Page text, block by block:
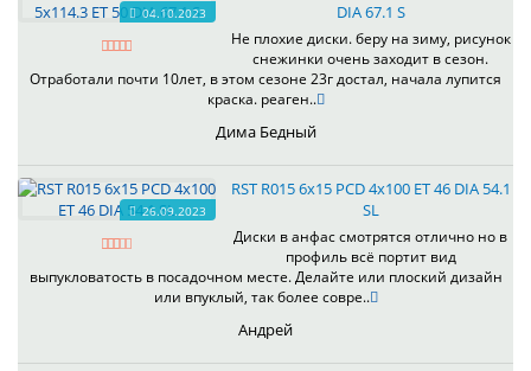
04.10.2023
DIA 67.1 S
Не плохие диски. беру на зиму, рисунок
снежинки очень заходит в сезон.
Отработали почти 10лет, в этом сезоне 23г достал, начала лупится
краска. реаген..
Дима Бедный
26.09.2023
RST R015 6x15 PCD 4x100 ET 46 DIA 54.1
SL
Диски в анфас смотрятся отлично но в
профиль всё портит вид
выпукловатость в посадочном месте. Делайте или плоский дизайн
или впуклый, так более совре..
Андрей